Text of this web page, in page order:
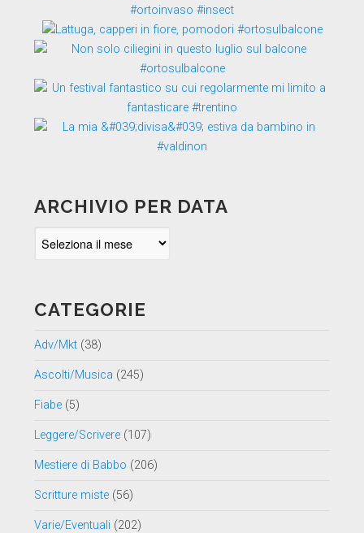
ARCHIVIO PER DATA
CATEGORIE
Adv/Mkt(38)
Ascolti/Musica (245)
Fiabe(5)
Leggere/Scrivere(107)
Mestiere di Babbo (206)
Scritture miste(56)
Varie/Eventuali (202)